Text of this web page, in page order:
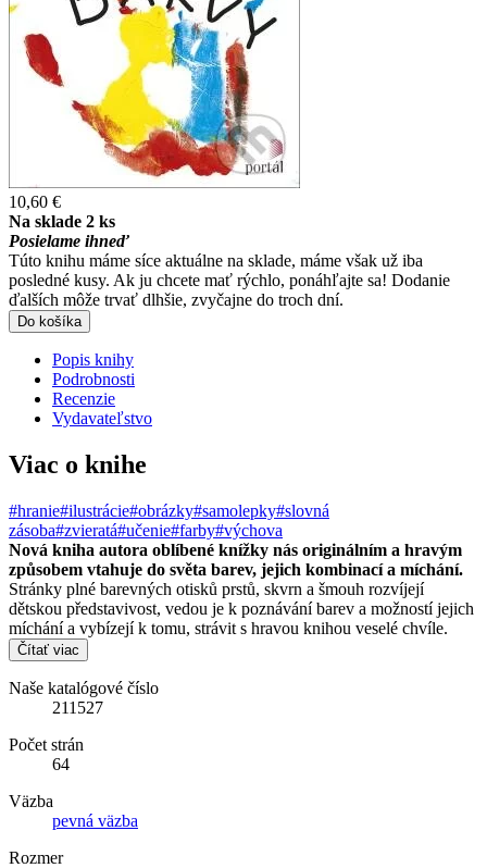
10,60 €
Na sklade 2 ks
Posielame ihneď
Túto knihu máme síce aktuálne na sklade, máme však už iba
posledné kusy. Ak ju chcete mať rýchlo, ponáhľajte sa! Dodanie
ďalších môže trvať dlhšie, zvyčajne do troch dní.
Do košíka
Popis knihy
Podrobnosti
Recenzie
Vydavateľstvo
Viac o knihe
#hranie#ilustrácie#obrázky#samolepky#slovná
zásoba#zvieratá#učenie#farby#výchova
Nová kniha autora oblíbené knížky nás originálním a hravým
způsobem vtahuje do světa barev, jejich kombinací a míchání.
Stránky plné barevných otisků prstů, skvrn a šmouh rozvíjejí
dětskou představivost, vedou je k poznávání barev a možností jejich
míchání a vybízejí k tomu, strávit s hravou knihou veselé chvíle.
Čítať viac
Naše katalógové číslo
211527
Počet strán
64
Väzba
pevná väzba
Rozmer